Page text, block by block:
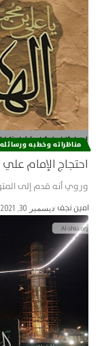
مناظراته وخطبه ورسائله
احتجاج الإمام
وروي أنه قدم إلى
امین نجف ديسمبر 30, 2021